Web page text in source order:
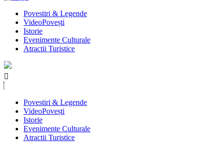
Povestiri & Legende
VideoPovești
Istorie
Evenimente Culturale
Atractii Turistice
Povestiri & Legende
VideoPovești
Istorie
Evenimente Culturale
Atractii Turistice